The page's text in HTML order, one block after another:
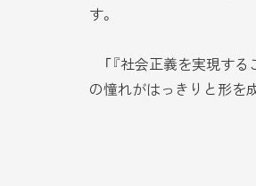
す。
「『社会正義を実現す
の憧れがはっきりと形を